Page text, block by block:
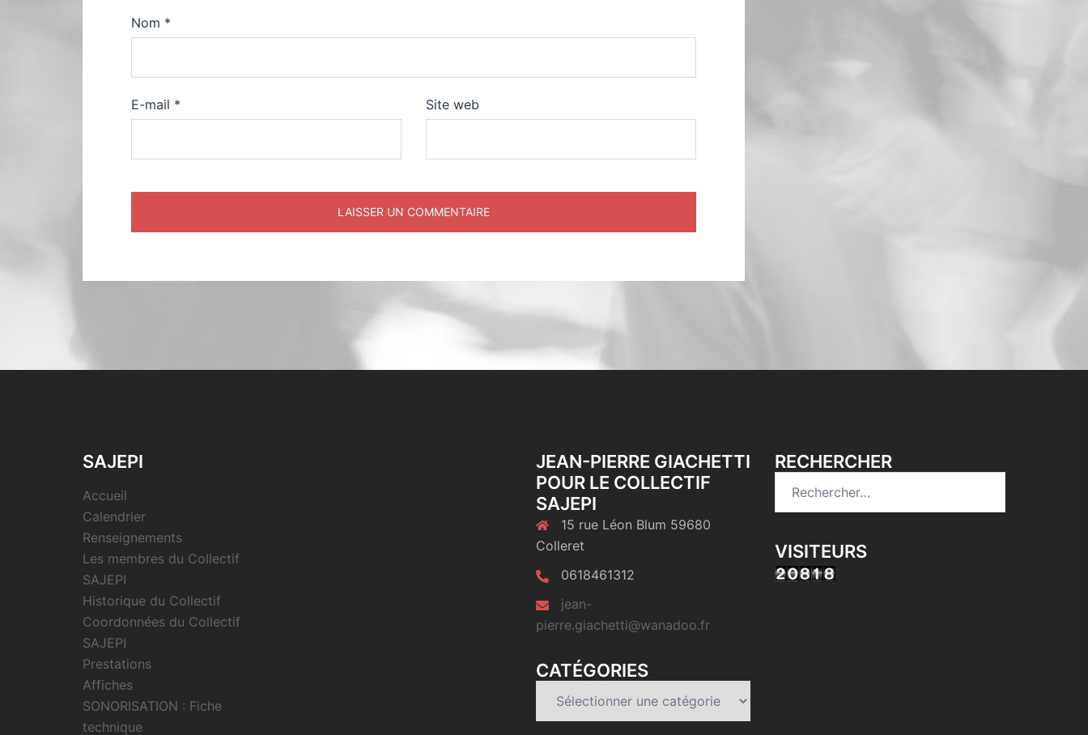
Nom *
E-mail * Site web
SAJEPI
Accueil
Calendrier
Renseignements
Les membres du Collectif
SAJEPI
Historique du Collectif
Coordonnées du Collectif
SAJEPI
Prestations
Affiches
SONORISATION : Fiche
technique
JEAN-PIERRE GIACHETTI
POUR LE COLLECTIF
SAJEPI
15 rue Léon Blum 59680
Colleret
0618461312
jean-
pierre.giachetti@wanadoo.fr
CATÉGORIES
RECHERCHER
VISITEURS